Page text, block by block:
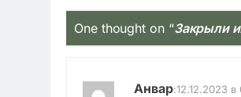
One thought on “Закрыли
Анвар:12.12.2023 в